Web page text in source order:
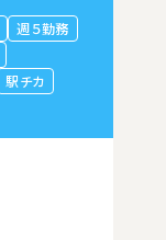
週５勤務
駅チカ